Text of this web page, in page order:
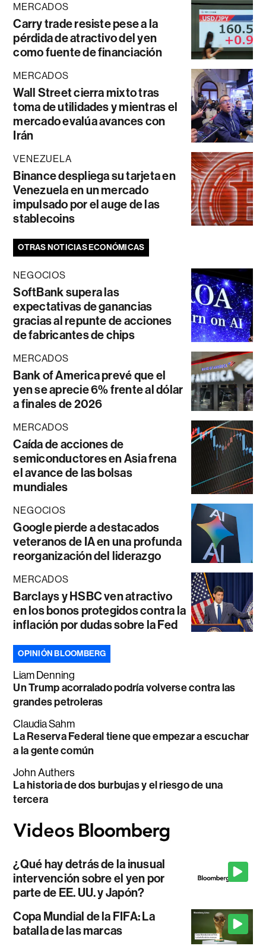
MERCADOS
Carry trade resiste pese a la
pérdida de atractivo del yen
como fuente de financiación
MERCADOS
Wall Street cierra mixto tras
toma de utilidades y mientras el
mercado evalúa avances con
Irán
VENEZUELA
Binance despliega su tarjeta en
Venezuela en un mercado
impulsado por el auge de las
stablecoins
OTRAS NOTICIAS ECONÓMICAS
NEGOCIOS
SoftBank supera las
expectativas de ganancias
gracias al repunte de acciones
de fabricantes de chips
MERCADOS
Bank of America prevé que el
yen se aprecie 6% frente al dólar
a finales de 2026
MERCADOS
Caída de acciones de
semiconductores en Asia frena
el avance de las bolsas
mundiales
NEGOCIOS
Google pierde a destacados
veteranos de IA en una profunda
reorganización del liderazgo
MERCADOS
Barclays y HSBC ven atractivo
en los bonos protegidos contra la
inflación por dudas sobre la Fed
OPINIÓN BLOOMBERG
Liam Denning
Un Trump acorralado podría volverse contra las
grandes petroleras
Claudia Sahm
La Reserva Federal tiene que empezar a escuchar
a la gente común
John Authers
La historia de dos burbujas y el riesgo de una
tercera
¿Qué hay detrás de la inusual
intervención sobre el yen por
parte de EE. UU. y Japón?
Copa Mundial de la FIFA: La
batalla de las marcas